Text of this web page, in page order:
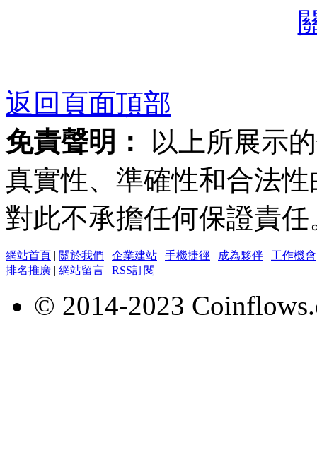
返回頁面頂部
免責聲明：
以上所展示
真實性、準確性和合法
對此不承擔任何保證責任
網站首頁 | 關於我們 | 企業建站 | 手機捷徑 | 成為夥伴 | 工作機會
排名推廣 | 網站留言 | RSS訂閱
© 2014-2023